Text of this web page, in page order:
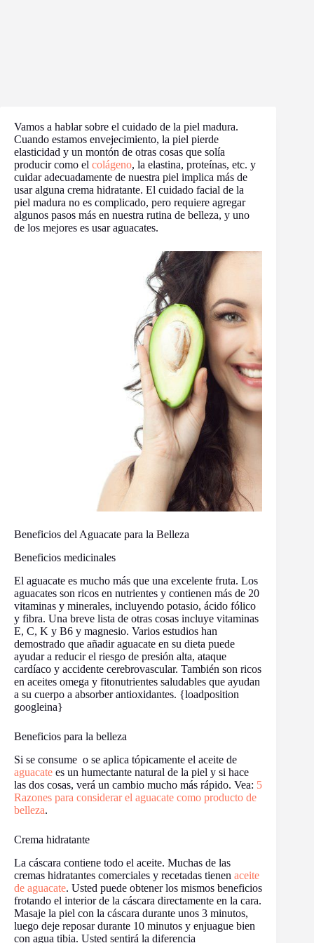
Vamos a hablar sobre el cuidado de la piel madura.
Cuando estamos envejecimiento, la piel pierde
elasticidad y un montón de otras cosas que solía
producir como el colágeno, la elastina, proteínas, etc. y
cuidar adecuadamente de nuestra piel implica más de
usar alguna crema hidratante. El cuidado facial de la
piel madura no es complicado, pero requiere agregar
algunos pasos más en nuestra rutina de belleza, y uno
de los mejores es usar aguacates.
Beneficios del Aguacate para la Belleza
Beneficios medicinales
El aguacate es mucho más que una excelente fruta. Los
aguacates son ricos en nutrientes y contienen más de 20
vitaminas y minerales, incluyendo potasio, ácido fólico
y fibra. Una breve lista de otras cosas incluye vitaminas
E, C, K y B6 y magnesio. Varios estudios han
demostrado que añadir aguacate en su dieta puede
ayudar a reducir el riesgo de presión alta, ataque
cardíaco y accidente cerebrovascular. También son ricos
en aceites omega y fitonutrientes saludables que ayudan
a su cuerpo a absorber antioxidantes. {loadposition
googleina}
Beneficios para la belleza
Si se consume o se aplica tópicamente el aceite de
aguacate es un humectante natural de la piel y si hace
las dos cosas, verá un cambio mucho más rápido. Vea: 5
Razones para considerar el aguacate como producto de
belleza.
Crema hidratante
La cáscara contiene todo el aceite. Muchas de las
cremas hidratantes comerciales y recetadas tienen aceite
de aguacate. Usted puede obtener los mismos beneficios
frotando el interior de la cáscara directamente en la cara.
Masaje la piel con la cáscara durante unos 3 minutos,
luego deje reposar durante 10 minutos y enjuague bien
con agua tibia. Usted sentirá la diferencia